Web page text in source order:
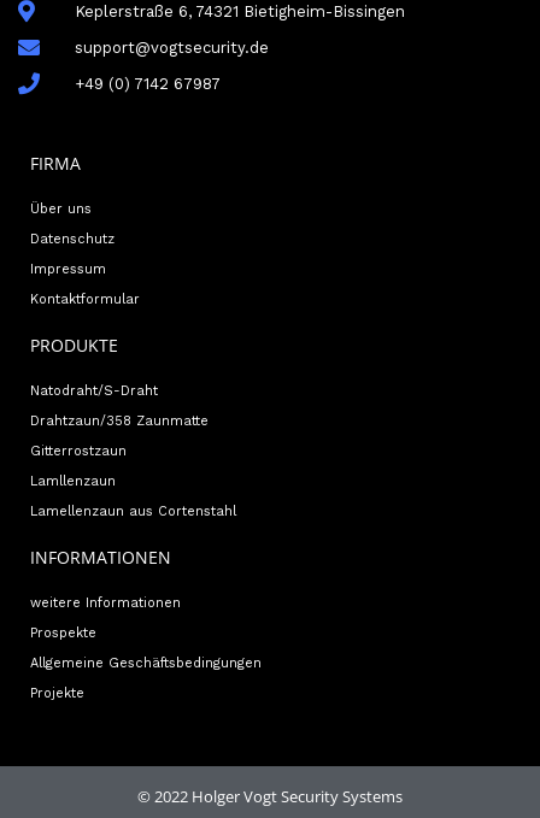
Keplerstraße 6, 74321 Bietigheim-Bissingen
support@vogtsecurity.de
+49 (0) 7142 67987
FIRMA
Über uns
Datenschutz
Impressum
Kontaktformular
PRODUKTE
Natodraht/S-Draht
Drahtzaun/358 Zaunmatte
Gitterrostzaun
Lamllenzaun
Lamellenzaun aus Cortenstahl
INFORMATIONEN
weitere Informationen
Prospekte
Allgemeine Geschäftsbedingungen
Projekte
© 2022 Holger Vogt Security Systems